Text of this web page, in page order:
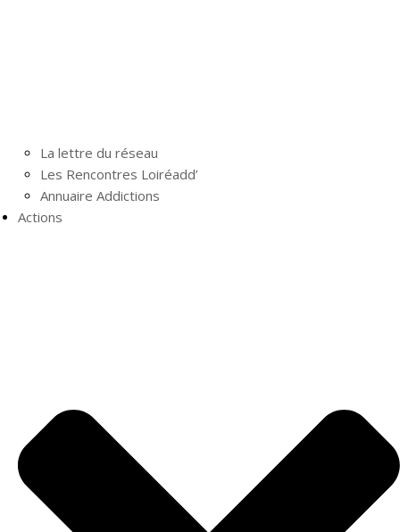
La lettre du réseau
Les Rencontres Loiréadd’
Annuaire Addictions
Actions